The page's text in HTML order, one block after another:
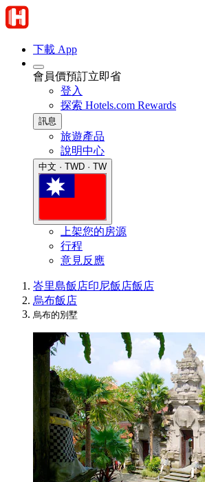
下載 App
會員價預訂立即省
登入
探索 Hotels.com Rewards
訊息
旅遊產品
說明中心
中文 · TWD · TW
上架您的房源
行程
意見反應
峇里島飯店印尼飯店飯店
烏布飯店
烏布的別墅